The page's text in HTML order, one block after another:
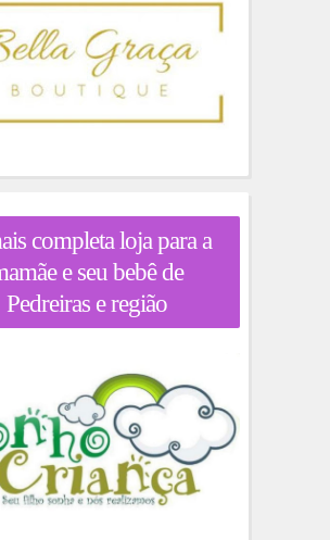
completa loja para a
e seu bebê de
Pedreiras e região